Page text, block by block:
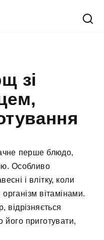
зі
перше блюдо,
Особливо
і влітку, коли
вітамінами.
відрізняється
його приготувати,